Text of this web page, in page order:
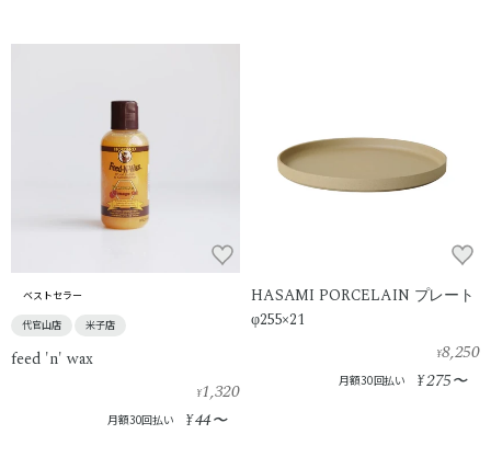
ベストセラー
代官山店 米子店
feed 'n' wax
¥1,320
月額30回払い ¥44〜
HASAMI PORCELAIN プレート
φ255×21
¥8,250
月額30回払い ¥275〜